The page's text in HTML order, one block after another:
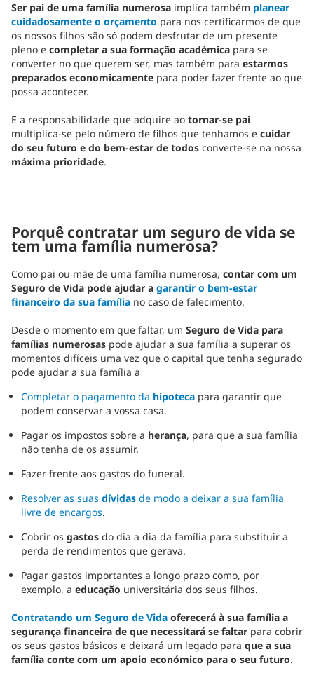
Ser pai de uma família numerosa implica também planear
cuidadosamente o orçamento para nos certificarmos de que
os nossos filhos são só podem desfrutar de um presente
pleno e completar a sua formação académica para se
converter no que querem ser, mas também para estarmos
preparados economicamente para poder fazer frente ao que
possa acontecer.
E a responsabilidade que adquire ao tornar-se pai
multiplica-se pelo número de filhos que tenhamos e cuidar
do seu futuro e do bem-estar de todos converte-se na nossa
máxima prioridade.
Porquê contratar um seguro de vida se
tem uma família numerosa?
Como pai ou mãe de uma família numerosa, contar com um
Seguro de Vida pode ajudar a garantir o bem-estar
financeiro da sua família no caso de falecimento.
Desde o momento em que faltar, um Seguro de Vida para
famílias numerosas pode ajudar a sua família a superar os
momentos difíceis uma vez que o capital que tenha segurado
pode ajudar a sua família a
Completar o pagamento da hipoteca para garantir que
podem conservar a vossa casa.
Pagar os impostos sobre a herança, para que a sua família
não tenha de os assumir.
Fazer frente aos gastos do funeral.
Resolver as suas dívidas de modo a deixar a sua família
livre de encargos.
Cobrir os gastos do dia a dia da família para substituir a
perda de rendimentos que gerava.
Pagar gastos importantes a longo prazo como, por
exemplo, a educação universitária dos seus filhos.
Contratando um Seguro de Vida oferecerá à sua família a
segurança financeira de que necessitará se faltar para cobrir
os seus gastos básicos e deixará um legado para que a sua
família conte com um apoio económico para o seu futuro.